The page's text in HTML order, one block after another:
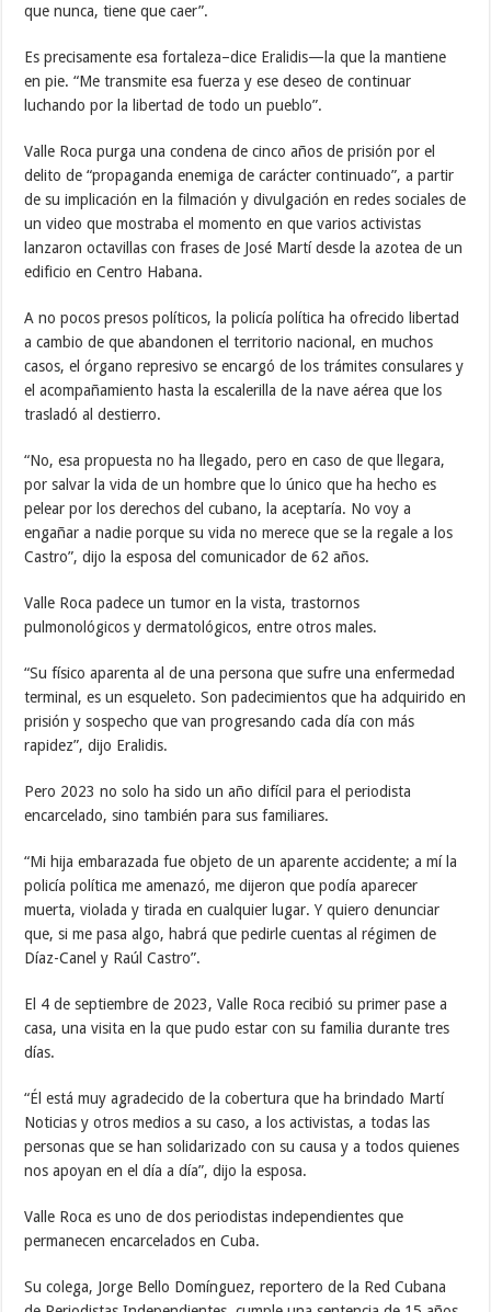
que nunca, tiene que caer”.
Es precisamente esa fortaleza–dice Eralidis—la que la mantiene
en pie. “Me transmite esa fuerza y ese deseo de continuar
luchando por la libertad de todo un pueblo”.
Valle Roca purga una condena de cinco años de prisión por el
delito de “propaganda enemiga de carácter continuado”, a partir
de su implicación en la filmación y divulgación en redes sociales de
un video que mostraba el momento en que varios activistas
lanzaron octavillas con frases de José Martí desde la azotea de un
edificio en Centro Habana.
A no pocos presos políticos, la policía política ha ofrecido libertad
a cambio de que abandonen el territorio nacional, en muchos
casos, el órgano represivo se encargó de los trámites consulares y
el acompañamiento hasta la escalerilla de la nave aérea que los
trasladó al destierro.
“No, esa propuesta no ha llegado, pero en caso de que llegara,
por salvar la vida de un hombre que lo único que ha hecho es
pelear por los derechos del cubano, la aceptaría. No voy a
engañar a nadie porque su vida no merece que se la regale a los
Castro”, dijo la esposa del comunicador de 62 años.
Valle Roca padece un tumor en la vista, trastornos
pulmonológicos y dermatológicos, entre otros males.
“Su físico aparenta al de una persona que sufre una enfermedad
terminal, es un esqueleto. Son padecimientos que ha adquirido en
prisión y sospecho que van progresando cada día con más
rapidez”, dijo Eralidis.
Pero 2023 no solo ha sido un año difícil para el periodista
encarcelado, sino también para sus familiares.
“Mi hija embarazada fue objeto de un aparente accidente; a mí la
policía política me amenazó, me dijeron que podía aparecer
muerta, violada y tirada en cualquier lugar. Y quiero denunciar
que, si me pasa algo, habrá que pedirle cuentas al régimen de
Díaz-Canel y Raúl Castro”.
El 4 de septiembre de 2023, Valle Roca recibió su primer pase a
casa, una visita en la que pudo estar con su familia durante tres
días.
“Él está muy agradecido de la cobertura que ha brindado Martí
Noticias y otros medios a su caso, a los activistas, a todas las
personas que se han solidarizado con su causa y a todos quienes
nos apoyan en el día a día”, dijo la esposa.
Valle Roca es uno de dos periodistas independientes que
permanecen encarcelados en Cuba.
Su colega, Jorge Bello Domínguez, reportero de la Red Cubana